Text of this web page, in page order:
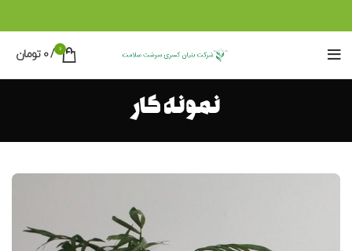
0
/
0 تومان
نمونه کار